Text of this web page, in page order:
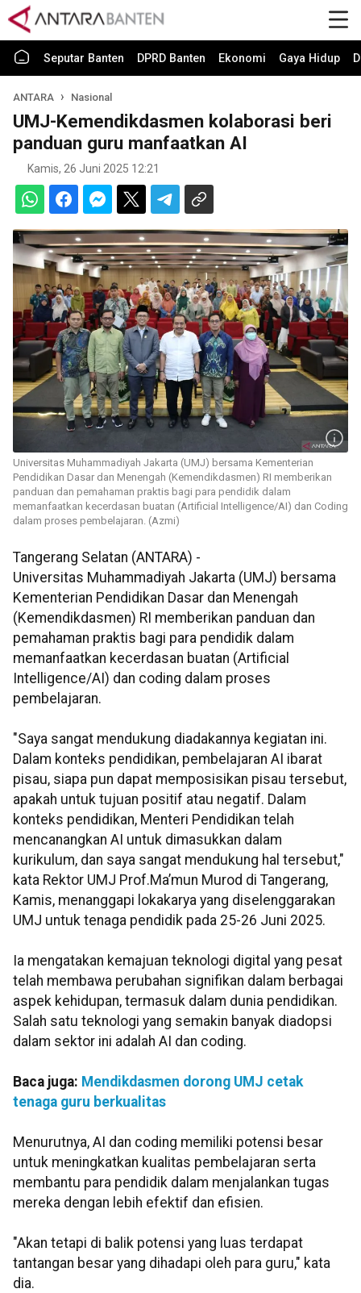
Seputar Banten DPRD Banten Ekonomi Gaya Hidup
ANTARA Nasional
UMJ-Kemendikdasmen kolaborasi beri
panduan guru manfaatkan AI
Kamis, 26 Juni 2025 12:21
Universitas Muhammadiyah Jakarta (UMJ) bersama Kementerian
Pendidikan Dasar dan Menengah (Kemendikdasmen) RI memberikan
panduan dan pemahaman praktis bagi para pendidik dalam
memanfaatkan kecerdasan buatan (Artificial Intelligence/AI) dan Coding
dalam proses pembelajaran. (Azmi)
Tangerang Selatan (ANTARA) -
Universitas Muhammadiyah Jakarta (UMJ) bersama
Kementerian Pendidikan Dasar dan Menengah
(Kemendikdasmen) RI memberikan panduan dan
pemahaman praktis bagi para pendidik dalam
memanfaatkan kecerdasan buatan (Artificial
Intelligence/AI) dan coding dalam proses
pembelajaran.
"Saya sangat mendukung diadakannya kegiatan ini.
Dalam konteks pendidikan, pembelajaran AI ibarat
pisau, siapa pun dapat memposisikan pisau tersebut,
apakah untuk tujuan positif atau negatif. Dalam
konteks pendidikan, Menteri Pendidikan telah
mencanangkan AI untuk dimasukkan dalam
kurikulum, dan saya sangat mendukung hal tersebut,"
kata Rektor UMJ Prof.Ma’mun Murod di Tangerang,
Kamis, menanggapi lokakarya yang diselenggarakan
UMJ untuk tenaga pendidik pada 25-26 Juni 2025.
Ia mengatakan kemajuan teknologi digital yang pesat
telah membawa perubahan signifikan dalam berbagai
aspek kehidupan, termasuk dalam dunia pendidikan.
Salah satu teknologi yang semakin banyak diadopsi
dalam sektor ini adalah AI dan coding.
Baca juga: Mendikdasmen dorong UMJ cetak
tenaga guru berkualitas
Menurutnya, AI dan coding memiliki potensi besar
untuk meningkatkan kualitas pembelajaran serta
membantu para pendidik dalam menjalankan tugas
mereka dengan lebih efektif dan efisien.
"Akan tetapi di balik potensi yang luas terdapat
tantangan besar yang dihadapi oleh para guru," kata
dia.